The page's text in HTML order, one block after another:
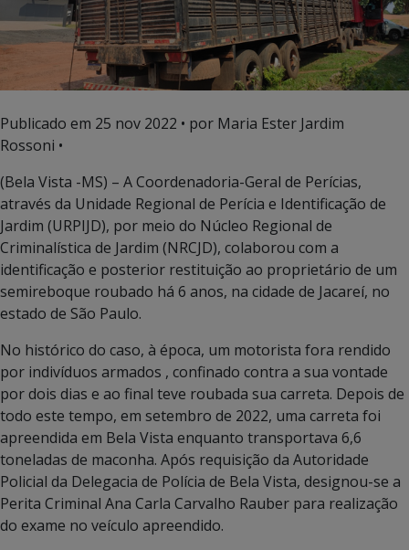
Publicado em 25 nov 2022 • por Maria Ester Jardim
Rossoni •
(Bela Vista -MS) – A Coordenadoria-Geral de Perícias,
através da Unidade Regional de Perícia e Identificação de
Jardim (URPIJD), por meio do Núcleo Regional de
Criminalística de Jardim (NRCJD), colaborou com a
identificação e posterior restituição ao proprietário de um
semireboque roubado há 6 anos, na cidade de Jacareí, no
estado de São Paulo.
No histórico do caso, à época, um motorista fora rendido
por indivíduos armados , confinado contra a sua vontade
por dois dias e ao final teve roubada sua carreta. Depois de
todo este tempo, em setembro de 2022, uma carreta foi
apreendida em Bela Vista enquanto transportava 6,6
toneladas de maconha. Após requisição da Autoridade
Policial da Delegacia de Polícia de Bela Vista, designou-se a
Perita Criminal Ana Carla Carvalho Rauber para realização
do exame no veículo apreendido.